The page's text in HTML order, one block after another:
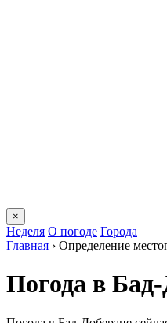
×
Неделя О погоде Города
Главная › Определение
Погода в